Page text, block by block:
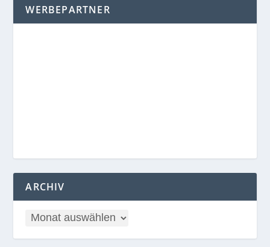
WERBEPARTNER
ARCHIV